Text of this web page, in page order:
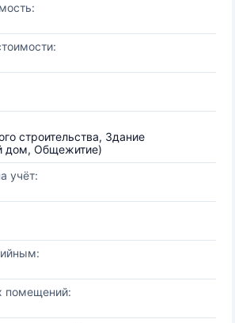
строительства, Здание
дом, Общежитие)
учёт:
помещений: